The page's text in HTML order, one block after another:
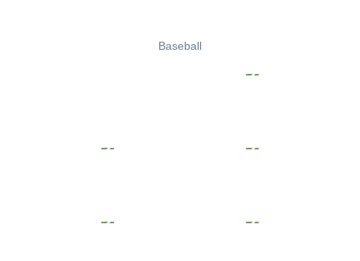
Baseball